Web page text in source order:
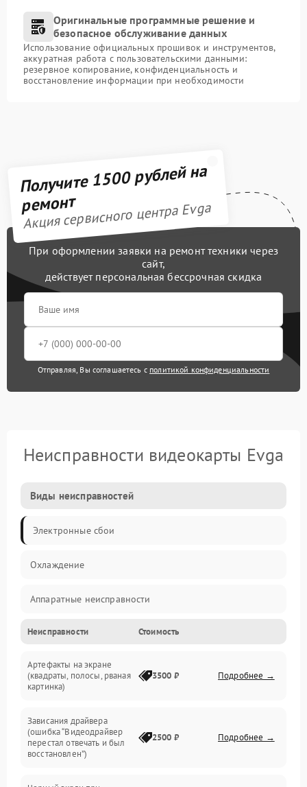
Оригинальные программные решение и
безопасное обслуживание данных
Использование официальных прошивок и инструментов,
аккуратная работа с пользовательскими данными:
резервное копирование, конфиденциальность и
восстановление информации при необходимости
Получите 1500 рублей на
ремонт
Акция сервисного центра Evga
При оформлении заявки на ремонт техники через
сайт,
действует персональная бессрочная скидка
Отправляя, Вы соглашаетесь с политикой конфиденциальности
Неисправности видеокарты Evga
Виды неисправностей
Электронные сбои
Охлаждение
Аппаратные неисправности
Перегрев и термопроблемы
Видео
Интерфейсные и коммуникационные проблемы
Неисправности Стоимость
Артефакты на экране
(квадраты, полосы, рваная
картинка)
3500 ₽ Подробнее →
Зависания драйвера
(ошибка “Видеодрайвер
перестал отвечать и был
восстановлен”)
2500 ₽ Подробнее →